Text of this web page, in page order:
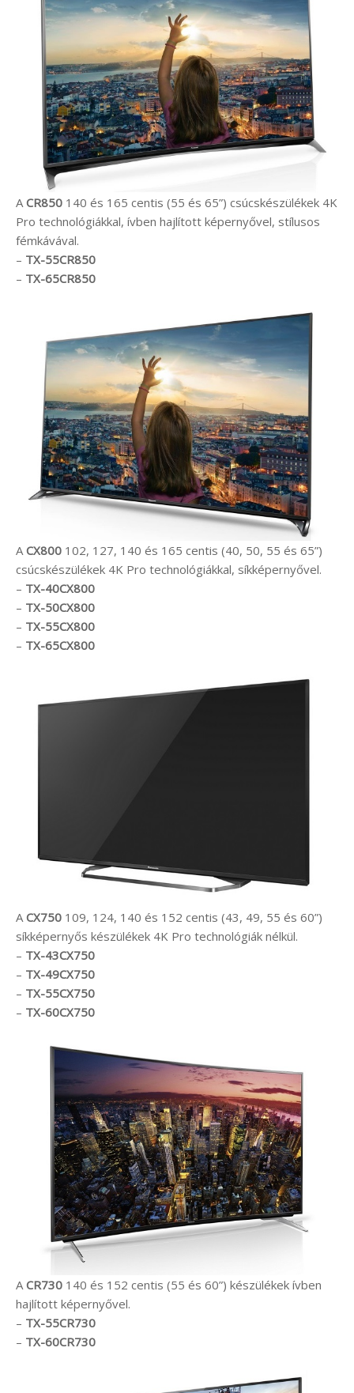
A CR850 140 és 165 centis (55 és 65”) csúcskészülékek 4K
Pro technológiákkal, ívben hajlított képernyővel, stílusos
fémkávával.
– TX-55CR850
– TX-65CR850
ACX800 102, 127, 140 és 165 centis (40, 50, 55 és 65”)
csúcskészülékek 4K Pro technológiákkal, síkképernyővel.
– TX-40CX800
– TX-50CX800
– TX-55CX800
– TX-65CX800
ACX750 109, 124, 140 és 152 centis (43, 49, 55 és 60”)
síkképernyős készülékek 4K Pro technológiák nélkül.
– TX-43CX750
– TX-49CX750
– TX-55CX750
– TX-60CX750
A CR730 140 és 152 centis (55 és 60”) készülékek ívben
hajlított képernyővel.
– TX-55CR730
– TX-60CR730